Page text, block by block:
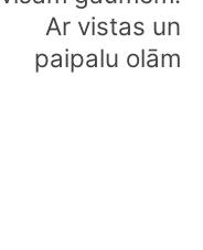
Ar vistas un
paipalu olām